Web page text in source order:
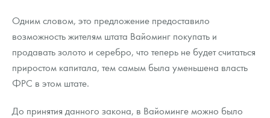
Одним словом, это предложение предоставило
возможность жителям штата Вайоминг покупать и
продавать золото и серебро, что теперь не будет считаться
приростом капитала, тем самым была уменьшена власть
ФРС в этом штате.
До принятия данного закона, в Вайоминге можно было